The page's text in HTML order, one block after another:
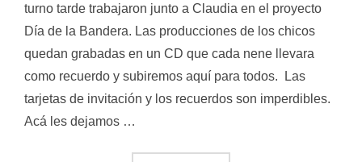
turno tarde trabajaron junto a Claudia en el proyecto
Día de la Bandera. Las producciones de los chicos
quedan grabadas en un CD que cada nene llevara
como recuerdo y subiremos aquí para todos. Las
tarjetas de invitación y los recuerdos son imperdibles.
Acá les dejamos …